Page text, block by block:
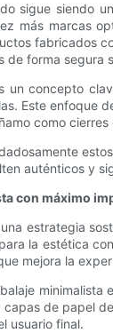
sigue siendo
más marcas
fabricados
de forma segura
un concepto
Este enfoque
como
auténticos y
con máximo
estrategia
la estética
mejora la
capas de papel
usuario final.